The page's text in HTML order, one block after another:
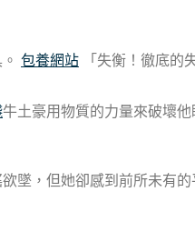
包養網站 「失衡！徹底的
牛土豪用物質的力量來破壞他
墜，但她卻感到前所未有的